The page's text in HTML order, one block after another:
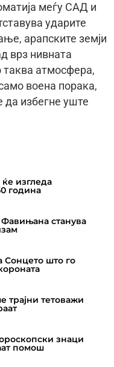
меѓу САД и
ударите
арапските земји
врз нивната
таква атмосфера,
воена порака,
да избегне уште
изгледа
година
Фавињана станува
Сонцето што го
трајни тетоважи
знаци
помош